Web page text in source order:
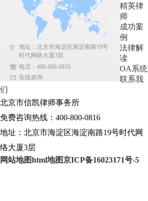
地址：北京市海淀区海淀南路19号
时代网络大厦3层
电话：400-800-0816
在线咨询
精英律
师
成功案
例
法律解
读
OA系统
联系我
们
北京市信凯律师事务所
免费咨询热线：400-800-0816
地址：北京市海淀区海淀南路19号时代网
络大厦3层
网站地图html地图京ICP备16023171号-5